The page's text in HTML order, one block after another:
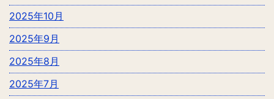
2025年10月
2025年9月
2025年8月
2025年7月